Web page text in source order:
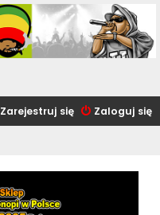
Zaloguj się
Zarejestruj się